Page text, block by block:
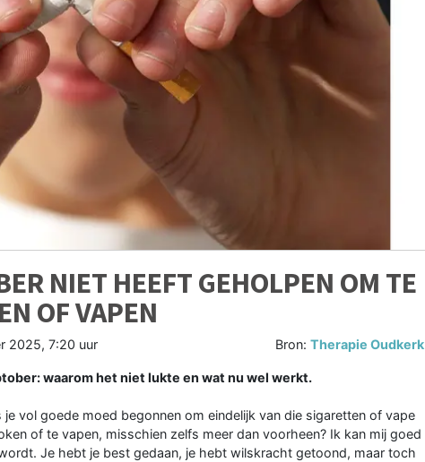
NIET HEEFT GEHOLPEN OM TE
OF VAPEN
2025, 7:20 uur Bron:Therapie Oudkerk
waarom het niet lukte en wat nu wel werkt.
je vol goede moed begonnen om eindelijk van die sigaretten of vape
of te vapen, misschien zelfs meer dan voorheen? Ik kan mij goed
Je hebt je best gedaan, je hebt wilskracht getoond, maar toch